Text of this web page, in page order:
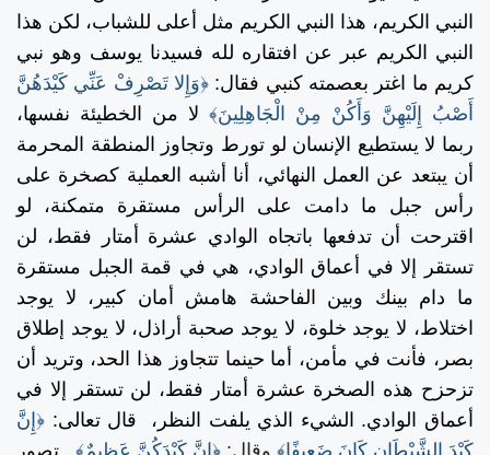
النبي الكريم، هذا النبي الكريم مثل أعلى للشباب، لكن هذا
النبي الكريم عبر عن افتقاره لله فسيدنا يوسف وهو نبي
كريم ما اغتر بعصمته كنبي فقال: ﴿وَإِلا تَصْرِفْ عَنِّي كَيْدَهُنَّ
أَصْبُ إِلَيْهِنَّ وَأَكُنْ مِنْ الْجَاهِلِينَ﴾ لا من الخطيئة نفسها،
ربما لا يستطيع الإنسان لو تورط وتجاوز المنطقة المحرمة
أن يبتعد عن العمل النهائي، أنا أشبه العملية كصخرة على
رأس جبل ما دامت على الرأس مستقرة متمكنة، لو
اقترحت أن تدفعها باتجاه الوادي عشرة أمتار فقط، لن
تستقر إلا في أعماق الوادي، هي في قمة الجبل مستقرة
ما دام بينك وبين الفاحشة هامش أمان كبير، لا يوجد
اختلاط، لا يوجد خلوة، لا يوجد صحبة أراذل، لا يوجد إطلاق
بصر، فأنت في مأمن، أما حينما تتجاوز هذا الحد، وتريد أن
تزحزح هذه الصخرة عشرة أمتار فقط، لن تستقر إلا في
أعماق الوادي. الشيء الذي يلفت النظر،
قال تعالى: ﴿إِنَّ
كَيْدَ الشَّيْطَانِ كَانَ ضَعِيفًا﴾ وقال: ﴿إِنَّ كَيْدَكُنَّ عَظِيمٌ﴾ . تصور